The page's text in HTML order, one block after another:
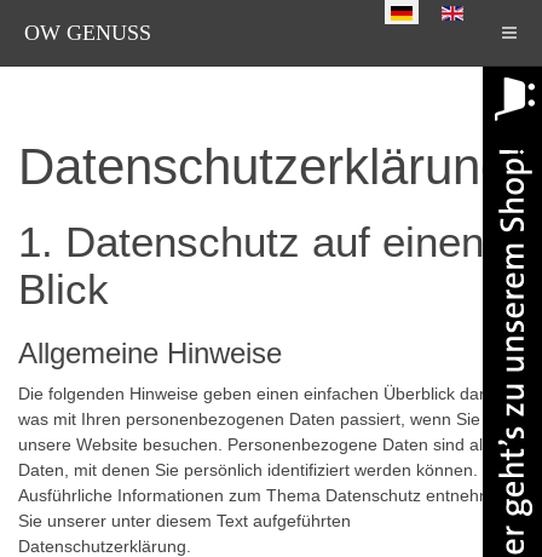
OW GENUSS
Sprache auswählen
Datenschutzerklärung
1. Datenschutz auf einen
Blick
Allgemeine Hinweise
Die folgenden Hinweise geben einen einfachen Überblick darüber,
was mit Ihren personenbezogenen Daten passiert, wenn Sie
unsere Website besuchen. Personenbezogene Daten sind alle
Daten, mit denen Sie persönlich identifiziert werden können.
Ausführliche Informationen zum Thema Datenschutz entnehmen
Sie unserer unter diesem Text aufgeführten
Datenschutzerklärung.